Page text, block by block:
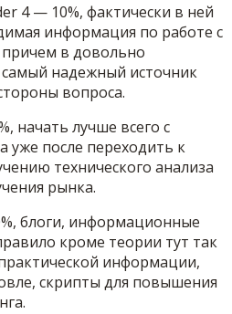
4 — 10%, фактически в ней
информация по работе с
в довольно
надежный источник
вопроса.
начать лучше всего с
уже после переходить к
технического анализа
рынка.
блоги, информационные
кроме теории тут так
информации,
скрипты для повышения